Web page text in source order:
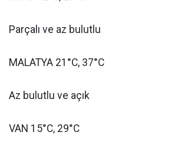
Parçalı ve az bulutlu
MALATYA 21°C, 37°C
Az bulutlu ve açık
VAN 15°C, 29°C